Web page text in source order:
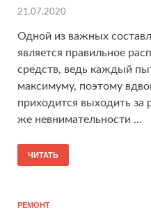
21.07.2020
Одной из важных
является правильное
средств, ведь каждый
максимуму, поэтому
приходится выходить за
же невнимательности ...
ЧИТАТЬ
РЕМОНТ